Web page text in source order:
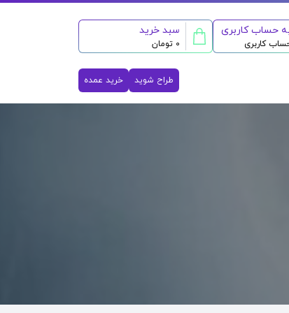
حساب کاربری
کاربری
سبد خرید
0 تومان
طراح شوید خرید عمده